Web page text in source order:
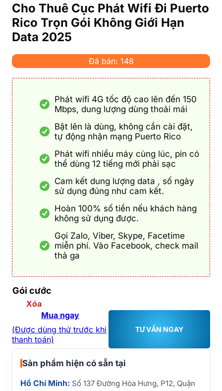
Cho Thuê Cục Phát Wifi Đi Puerto
Rico Trọn Gói Không Giới Hạn
Data 2025
Đã bán: 148
Phát wifi 4G tốc độ cao lên đến 150
Mbps, dung lượng dùng thoải mái
Bật lên là dùng, không cần cài đặt,
tự động nhận mạng Puerto Rico
Phát wifi nhiều máy cùng lúc, pin có
thể dùng 12 tiếng mới phải sạc
Cam kết dung lượng data , số ngày
sử dụng đúng như cam kết.
Hoàn 100% số tiền nếu khách hàng
không sử dụng được.
Gọi Zalo, Viber, Skype, Facetime
miễn phí. Vào Facebook, check mail
thả ga
Gói cước
Xóa
Mua ngay
(Được dùng thử trước khi
thanh toán)
TƯ VẤN NGAY
Sản phẩm hiện có sẵn tại
Hồ Chí Minh: Số 137 Đường Hòa Hưng, P12, Quận